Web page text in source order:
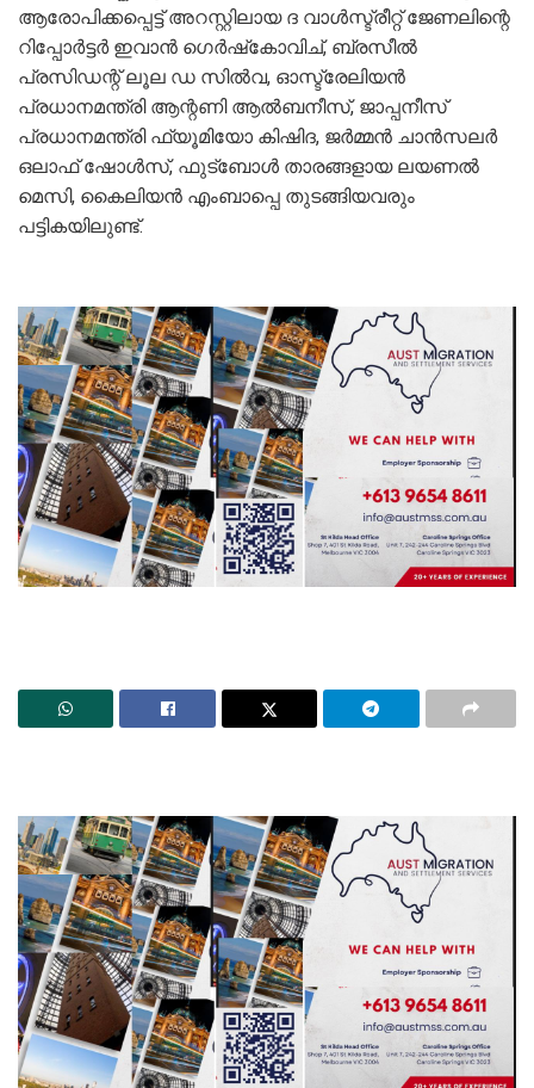
ആരോപിക്കപ്പെട്ട് അറസ്റ്റിലായ ദ വാള്‍സ്ട്രീറ്റ് ജേണലിന്റെ
റിപ്പോര്‍ട്ടര്‍ ഇവാന്‍ ഗെര്‍ഷ്‌കോവിച്, ബ്രസീല്‍
പ്രസിഡന്റ് ലൂല ഡ സില്‍വ, ഓസ്ട്രേലിയന്‍
പ്രധാനമന്ത്രി ആന്റണി ആല്‍ബനീസ്, ജാപ്പനീസ്
പ്രധാനമന്ത്രി ഫ്യൂമിയോ കിഷിദ, ജര്‍മ്മന്‍ ചാന്‍സലര്‍
ഒലാഫ് ഷോള്‍സ്, ഫുട്‌ബോള്‍ താരങ്ങളായ ലയണല്‍
മെസി, കൈലിയന്‍ എംബാപ്പെ തുടങ്ങിയവരും
പട്ടികയിലുണ്ട്.